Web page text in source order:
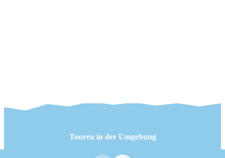
Touren in der Umgebung